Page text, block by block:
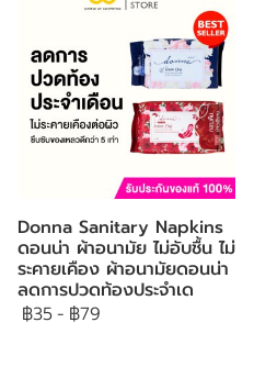
Donna Sanitary Napkins
ดอนน่า ผ้าอนามัย ไม่อับชื้น ไม่
ระคายเคือง ผ้าอนามัยดอนน่า
ลดการปวดท้องประจำเด
฿35- ฿79